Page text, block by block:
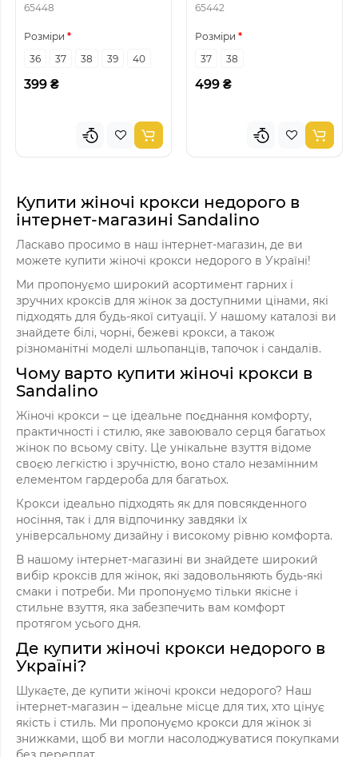
65448
Розміри
36
37 38 39 40
399 ₴
65442
Розміри
37
38
499 ₴
Купити жіночі крокси недорого в
інтернет-магазині Sandalino
Ласкаво просимо в наш інтернет-магазин, де ви
можете купити жіночі крокси недорого в Україні!
Ми пропонуємо широкий асортимент гарних і
зручних кроксів для жінок за доступними цінами, які
підходять для будь-якої ситуації. У нашому каталозі ви
знайдете білі, чорні, бежеві крокси, а також
різноманітні моделі шльопанців, тапочок і сандалів.
Чому варто купити жіночі крокси в
Sandalino
Жіночі крокси – це ідеальне поєднання комфорту,
практичності і стилю, яке завоювало серця багатьох
жінок по всьому світу. Це унікальне взуття відоме
своєю легкістю і зручністю, воно стало незамінним
елементом гардероба для багатьох.
Крокси ідеально підходять як для повсякденного
носіння, так і для відпочинку завдяки їх
універсальному дизайну і високому рівню комфорта.
В нашому інтернет-магазині ви знайдете широкий
вибір кроксів для жінок, які задовольняють будь-які
смаки і потреби. Ми пропонуємо тільки якісне і
стильне взуття, яка забезпечить вам комфорт
протягом усього дня.
Де купити жіночі крокси недорого в
Україні?
Шукаєте, де купити жіночі крокси недорого? Наш
інтернет-магазин – ідеальне місце для тих, хто цінує
якість і стиль. Ми пропонуємо крокси для жінок зі
знижками, щоб ви могли насолоджуватися покупками